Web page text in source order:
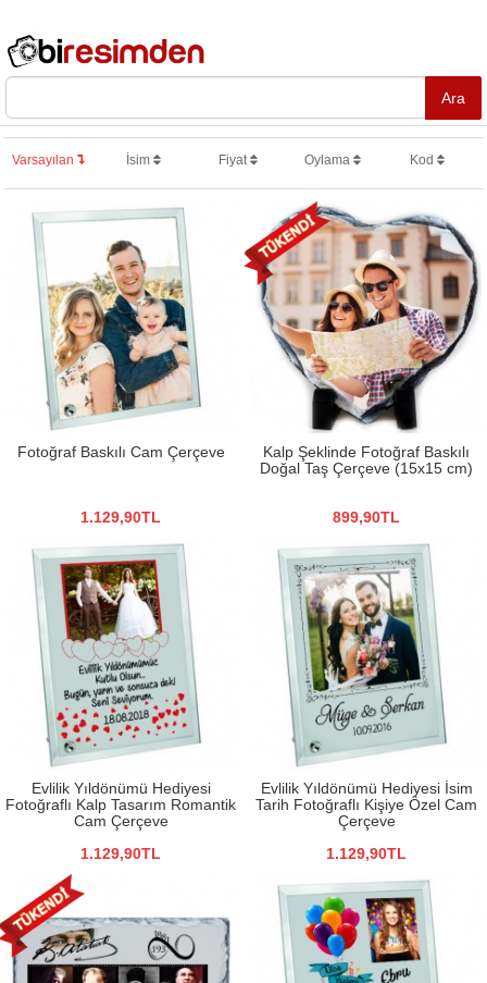
Varsayılan İsim Fiyat Oylama Kod
Fotoğraf Baskılı Cam Çerçeve
1.129,90TL
Kalp Şeklinde Fotoğraf Baskılı
Doğal Taş Çerçeve (15x15 cm)
899,90TL
Evlilik Yıldönümü Hediyesi
Fotoğraflı Kalp Tasarım Romantik
Cam Çerçeve
1.129,90TL
Evlilik Yıldönümü Hediyesi İsim
Tarih Fotoğraflı Kişiye Özel Cam
Çerçeve
1.129,90TL